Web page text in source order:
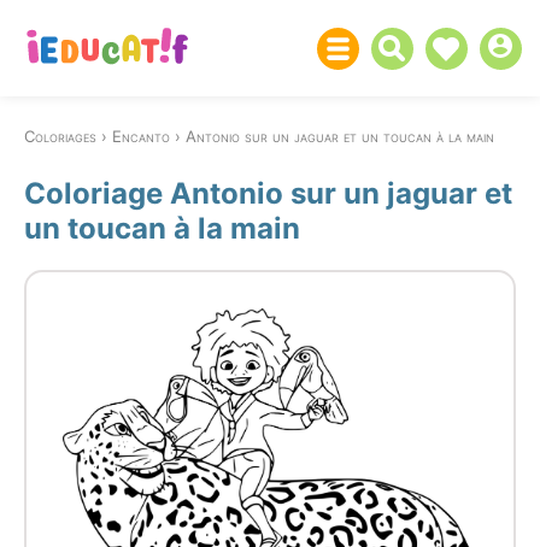
Coloriages Encanto Antonio sur un jaguar et un toucan à la main
Coloriage Antonio sur un jaguar et
un toucan à la main